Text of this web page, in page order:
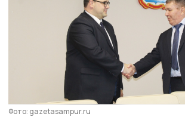
Фото: gazetasampur.ru